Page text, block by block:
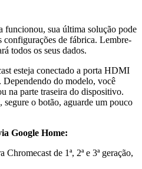
funcionou, sua última solução pode
configurações de fábrica. Lembre-
todos os seus dados.
esteja conectado a porta HDMI
do modelo, você
na parte traseira do dispositivo.
o botão, aguarde um pouco
Google Home:
de 1ª, 2ª e 3ª geração,